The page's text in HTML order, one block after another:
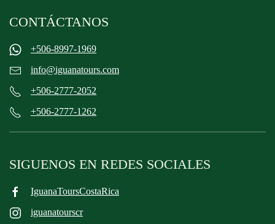
CONTÁCTANOS
+506-8997-1969
info@iguanatours.com
+506-2777-2052
+506-2777-1262
SIGUENOS EN REDES SOCIALES
IguanaToursCostaRica
iguanatourscr